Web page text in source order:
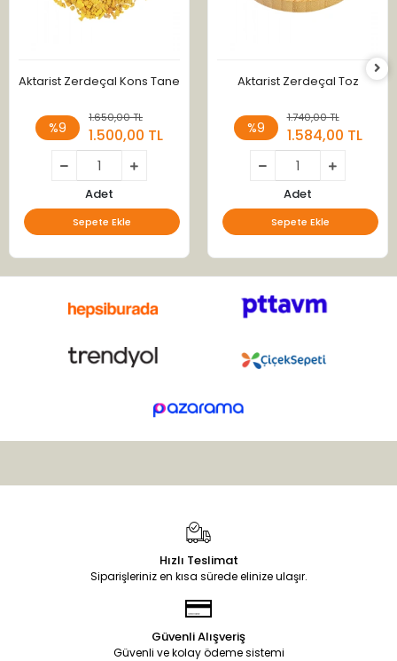
Aktarist Zerdeçal Kons Tane
%9
1.650,00 TL
1.500,00 TL
Adet
Sepete Ekle
Aktarist Zerdeçal Toz
%9
1.740,00 TL
1.584,00 TL
Adet
Sepete Ekle
Hızlı Teslimat
Siparişleriniz en kısa sürede elinize ulaşır.
Güvenli Alışveriş
Güvenli ve kolay ödeme sistemi